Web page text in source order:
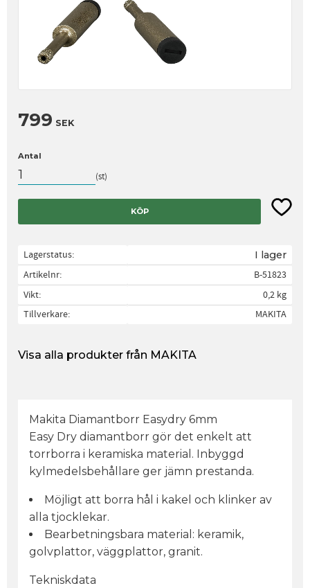
799 SEK
Antal
st
KÖP Lägg
Lagerstatus I lager
Artikelnr
B-51823
Vikt
0,2 kg
Tillverkare
MAKITA
Visa alla produkter från MAKITA
Makita Diamantborr Easydry 6mm
Easy Dry diamantborr gör det enkelt att
torrborra i keramiska material. Inbyggd
kylmedelsbehållare ger jämn prestanda.
Möjligt att borra hål i kakel och klinker av
alla tjocklekar.
Bearbetningsbara material: keramik,
golvplattor, väggplattor, granit.
Tekniskdata